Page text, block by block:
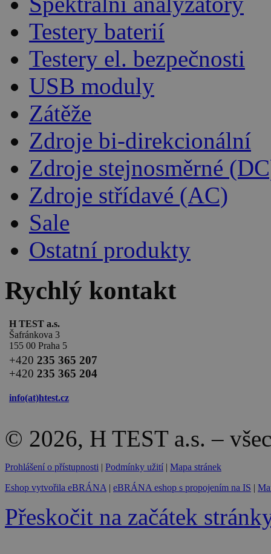
Testery baterií
Testery el. bezpečnosti
USB moduly
Zátěže
Zdroje bi-direkcionální
Zdroje stejnosměrné
Zdroje střídavé (AC)
Sale
Ostatní produkty
Rychlý kontakt
H TEST a.s.
Šafránkova 3
155 00 Praha 5
+420 235 365 207
+420 235 365 204
info(at)htest.cz
© 2026, H TEST a.s. –
Prohlášení o přístupnosti | Podmínky užití | Mapa stránek
Eshop vytvořila eBRÁNA| eBRÁNA eshop s propojením na IS |
Přeskočit na začátek